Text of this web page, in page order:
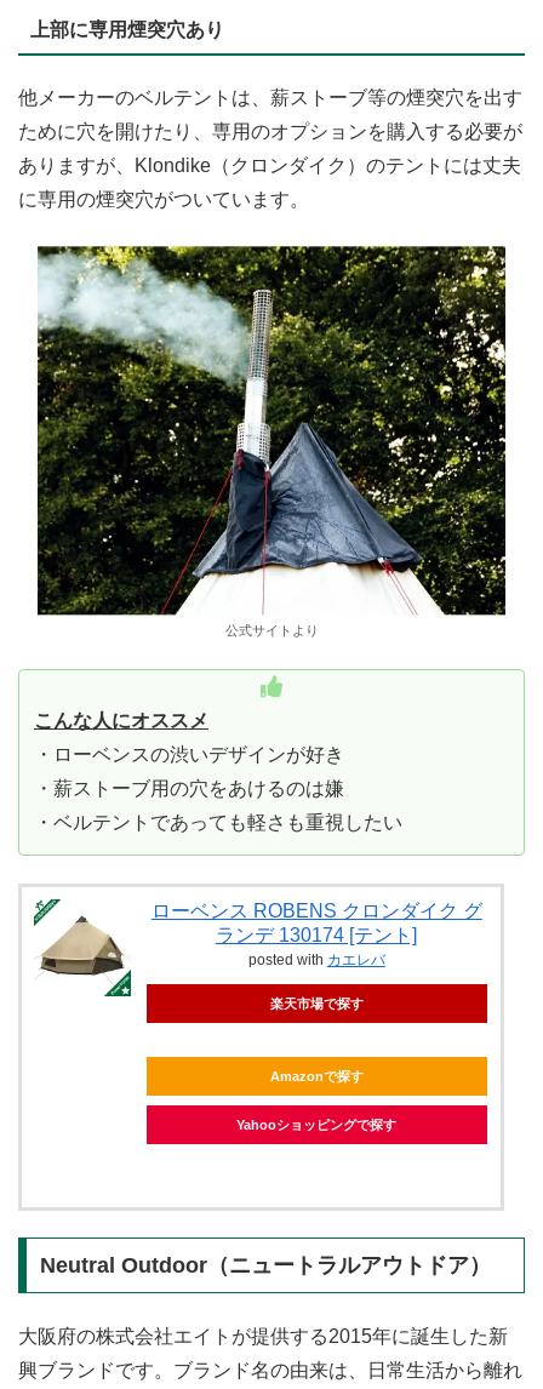
上部に専用煙突穴あり
他メーカーのベルテントは、薪ストーブ等の煙突穴を出す
ために穴を開けたり、専用のオプションを購入する必要が
ありますが、Klondike（クロンダイク）のテントには丈夫
に専用の煙突穴がついています。
公式サイトより
こんな人にオススメ
・ローベンスの渋いデザインが好き
・薪ストーブ用の穴をあけるのは嫌
・ベルテントであっても軽さも重視したい
ローベンス ROBENS クロンダイク グ
ランデ 130174 [テント]
posted with カエレバ
楽天市場で探す
Amazonで探す
Yahooショッピングで探す
Neutral Outdoor（ニュートラルアウトドア）
大阪府の株式会社エイトが提供する2015年に誕生した新
興ブランドです。ブランド名の由来は、日常生活から離れ